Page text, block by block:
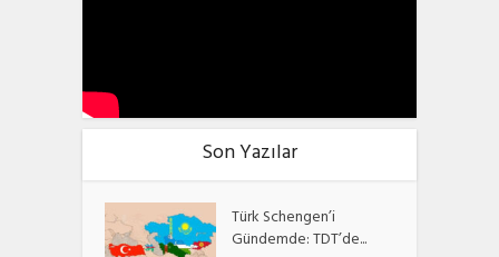
Son Yazılar
Türk Schengen’i
Gündemde: TDT’de...